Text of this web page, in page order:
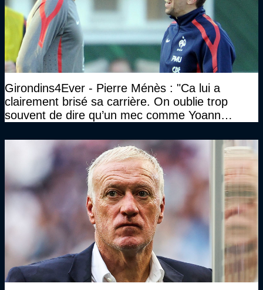
Girondins4Ever - Pierre Ménès : "Ca lui a
clairement brisé sa carrière. On oublie trop
souvent de dire qu’un mec comme Yoann